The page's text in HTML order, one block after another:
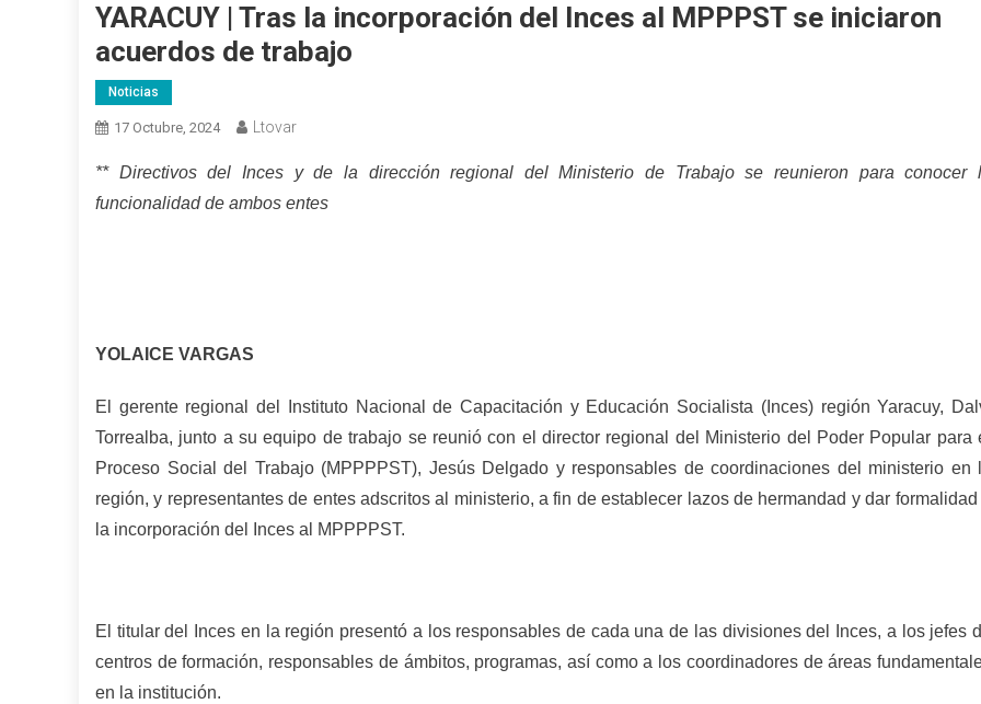
YARACUY | Tras la incorporación del Inces al MPPPST se iniciaron
acuerdos de trabajo
Noticias
17 Octubre, 2024 Ltovar
** Directivos del Inces y de la dirección regional del Ministerio de Trabajo se reunieron para conocer
funcionalidad de ambos entes
YOLAICE VARGAS
El gerente regional del Instituto Nacional de Capacitación y Educación Socialista (Inces) región Yaracuy,
Torrealba, junto a su equipo de trabajo se reunió con el director regional del Ministerio del Poder Popular para
Proceso Social del Trabajo (MPPPPST), Jesús Delgado y responsables de coordinaciones del ministerio en
región, y representantes de entes adscritos al ministerio, a fin de establecer lazos de hermandad y dar formalidad
la incorporación del Inces al MPPPPST.
El titular del Inces en la región presentó a los responsables de cada una de las divisiones del Inces, a los jefes
centros de formación, responsables de ámbitos, programas, así como a los coordinadores de áreas
en la institución.